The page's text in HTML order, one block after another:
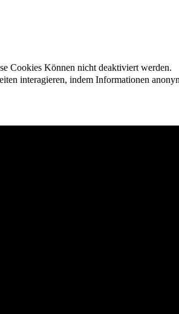
Cookies Können nicht deaktiviert werden.
interagieren, indem Informationen